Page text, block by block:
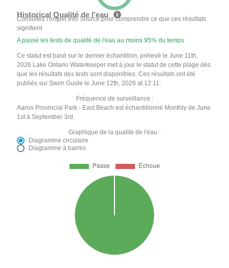
Historical Qualité de l'eau
Consultez l'onglet Info Source pour comprendre ce que ces résultats
signifient
A passé les tests de qualité de l'eau au moins 95% du temps
Ce statut est basé sur le dernier échantillon, prélevé le June 11th,
2026 Lake Ontario Waterkeeper met à jour le statut de cette plage dès
que les résultats des tests sont disponibles. Ces résultats ont été
publiés sur Swim Guide le June 12th, 2026 at 12:11.
Fréquence de surveillance :
Aaron Provincial Park - East Beach est échantillonné Monthly de June
1st à September 3rd.
Graphique de la qualité de l'eau :
Diagramme circulaire
Diagramme à barres